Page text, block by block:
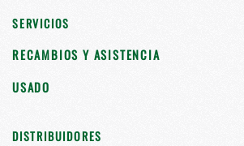
SERVICIOS
RECAMBIOS Y ASISTENCIA
USADO
DISTRIBUIDORES